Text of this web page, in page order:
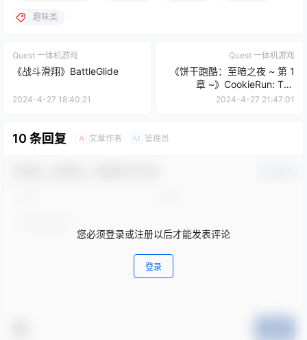
趣味类
Quest 一体机游戏
《战斗滑翔》BattleGlide
2024-4-27 18:40:21
Quest 一体机游戏
《饼干跑酷：至暗之夜 ~ 第 1
章 ~》CookieRun: The
Darkest Night ~ Chapter1 ~
2024-4-27 21:47:01
10 条回复 A 文章作者 M 管理员
您必须登录或注册以后才能发表评论
登录